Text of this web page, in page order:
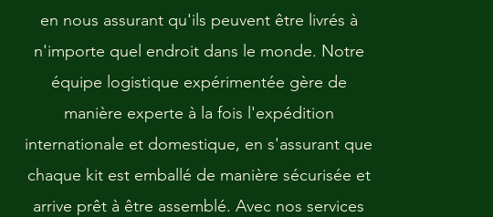
en nous assurant qu'ils peuvent être livrés à
n'importe quel endroit dans le monde. Notre
équipe logistique expérimentée gère de
manière experte à la fois l'expédition
internationale et domestique, en s'assurant que
chaque kit est emballé de manière sécurisée et
arrive prêt à être assemblé. Avec nos services